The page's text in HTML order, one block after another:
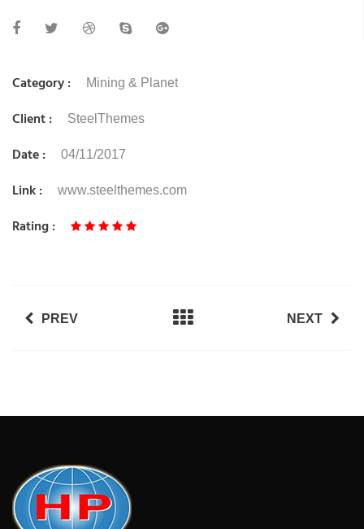
Category : Mining & Planet
Client : SteelThemes
Date : 04/11/2017
Link : www.steelthemes.com
Rating :
PREV NEXT